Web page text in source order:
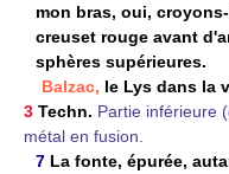
mon bras, oui,
creuset rouge avant
sphères supérieures.
Balzac, le Lys dans la
3 Techn. Partie inférieure
métal en fusion.
7 La fonte, épurée,